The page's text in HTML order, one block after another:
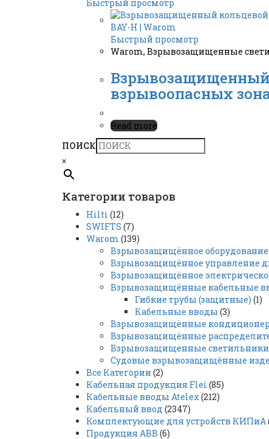
Быстрый просмотр
Быстрый просмотр
Warom, Взрывозащищенные
взрывоопасных
Read more
ПОИСК
×
Категории товаров
Hilti (12)
SWIFTS (7)
Warom (139)
Взрывозащищённое
Взрывозащищённое управление
Взрывозащищённое
Взрывозащищённые кабельные
Гибкие трубы (защитные) (1)
Кабельные вводы (3)
Взрывозащищённые
Взрывозащищённые
Взрывозащищенные светильники
Судовые взрывозащищённые
Все Категории (2)
Кабельная продукция Flei (85)
Кабельные вводы Atelex(212)
Кабельный ввод (2347)
Комплектующие для устройств КИПиА
Продукция ABB (6)